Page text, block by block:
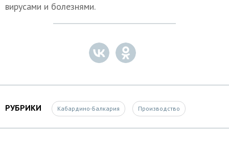
вирусами и болезнями.
РУБРИКИ Кабардино-Балкария Производство